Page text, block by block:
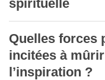
spirituelle
Quelles forces
incitées à
l’inspiration ?